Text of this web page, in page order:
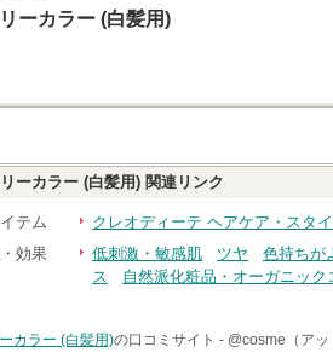
ーカラー (白髪用)
ーカラー (白髪用) 関連リンク
テム クレオディーテ ヘアケア・スタ
効果
低刺激・敏感肌 ツヤ 色持ちが
ス
自然派化粧品・オーガニック
カラー (白髪用)の口コミサイト - @cosme（アッ